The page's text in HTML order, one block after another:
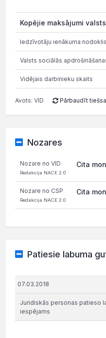
Kopējie maksājumi
Iedzīvotāju ienākuma
Valsts sociālās
Vidējais darbinieku skaits
Avots: VID Pārbaudīt
Nozares
Nozare no VID
Redakcija NACE 2.0
Cita
Nozare no CSP
Redakcija NACE 2.0
Cita
Patiesie labuma
07.03.2018
Juridiskās personas patieso
iespējams